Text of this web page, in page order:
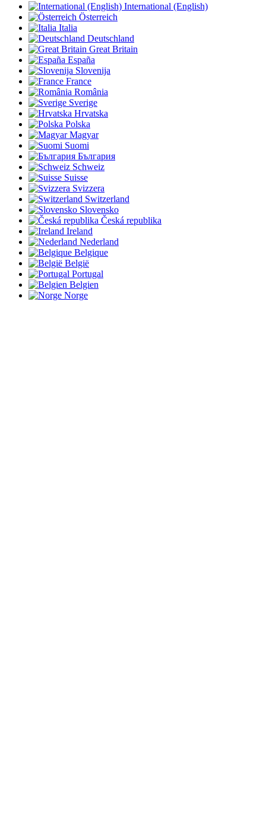
International (English)
Österreich
Italia
Deutschland
Great Britain
España
Slovenija
France
România
Sverige
Hrvatska
Polska
Magyar
Suomi
България
Schweiz
Suisse
Svizzera
Switzerland
Slovensko
Česká republika
Ireland
Nederland
Belgique
België
Portugal
Belgien
Norge